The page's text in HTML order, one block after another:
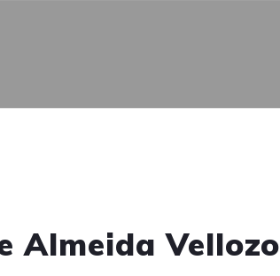
Almeida Vellozo